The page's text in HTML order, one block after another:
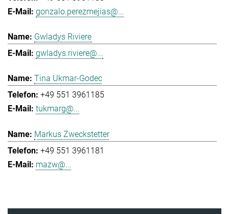
gonzalo.perezmejias@...
Gwladys Riviere
gwladys.riviere@...
Tina Ukmar-Godec
+49 551 3961185
tukmarg@...
Markus Zweckstetter
+49 551 3961181
mazw@...